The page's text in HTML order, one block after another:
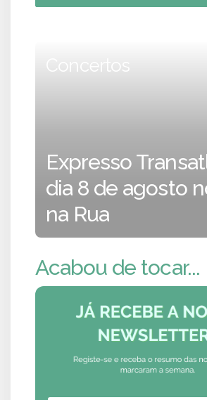
Concertos
Expresso
dia 8 de agosto
na Rua
Acabou de tocar...